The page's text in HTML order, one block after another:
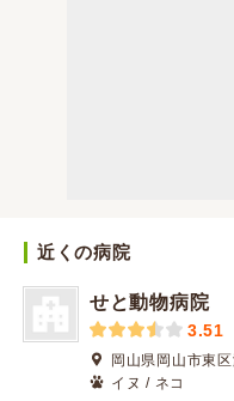
近くの病院
せと動物病院
3.51
岡山県岡山市東
イヌ / ネコ